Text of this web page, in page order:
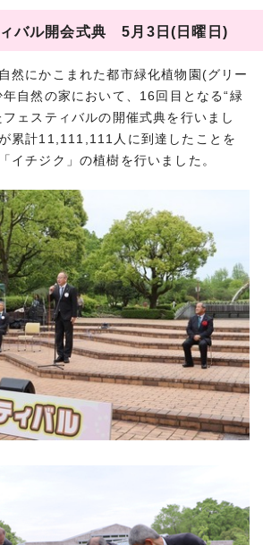
バル開会式典 5月3日(日曜日)
然にかこまれた都市緑化植物園(グリー
自然の家において、16回目となる“緑
ェスティバルの開催式典を行いまし
累計11,111,111人に到達したことを
イチジク」の植樹を行いました。